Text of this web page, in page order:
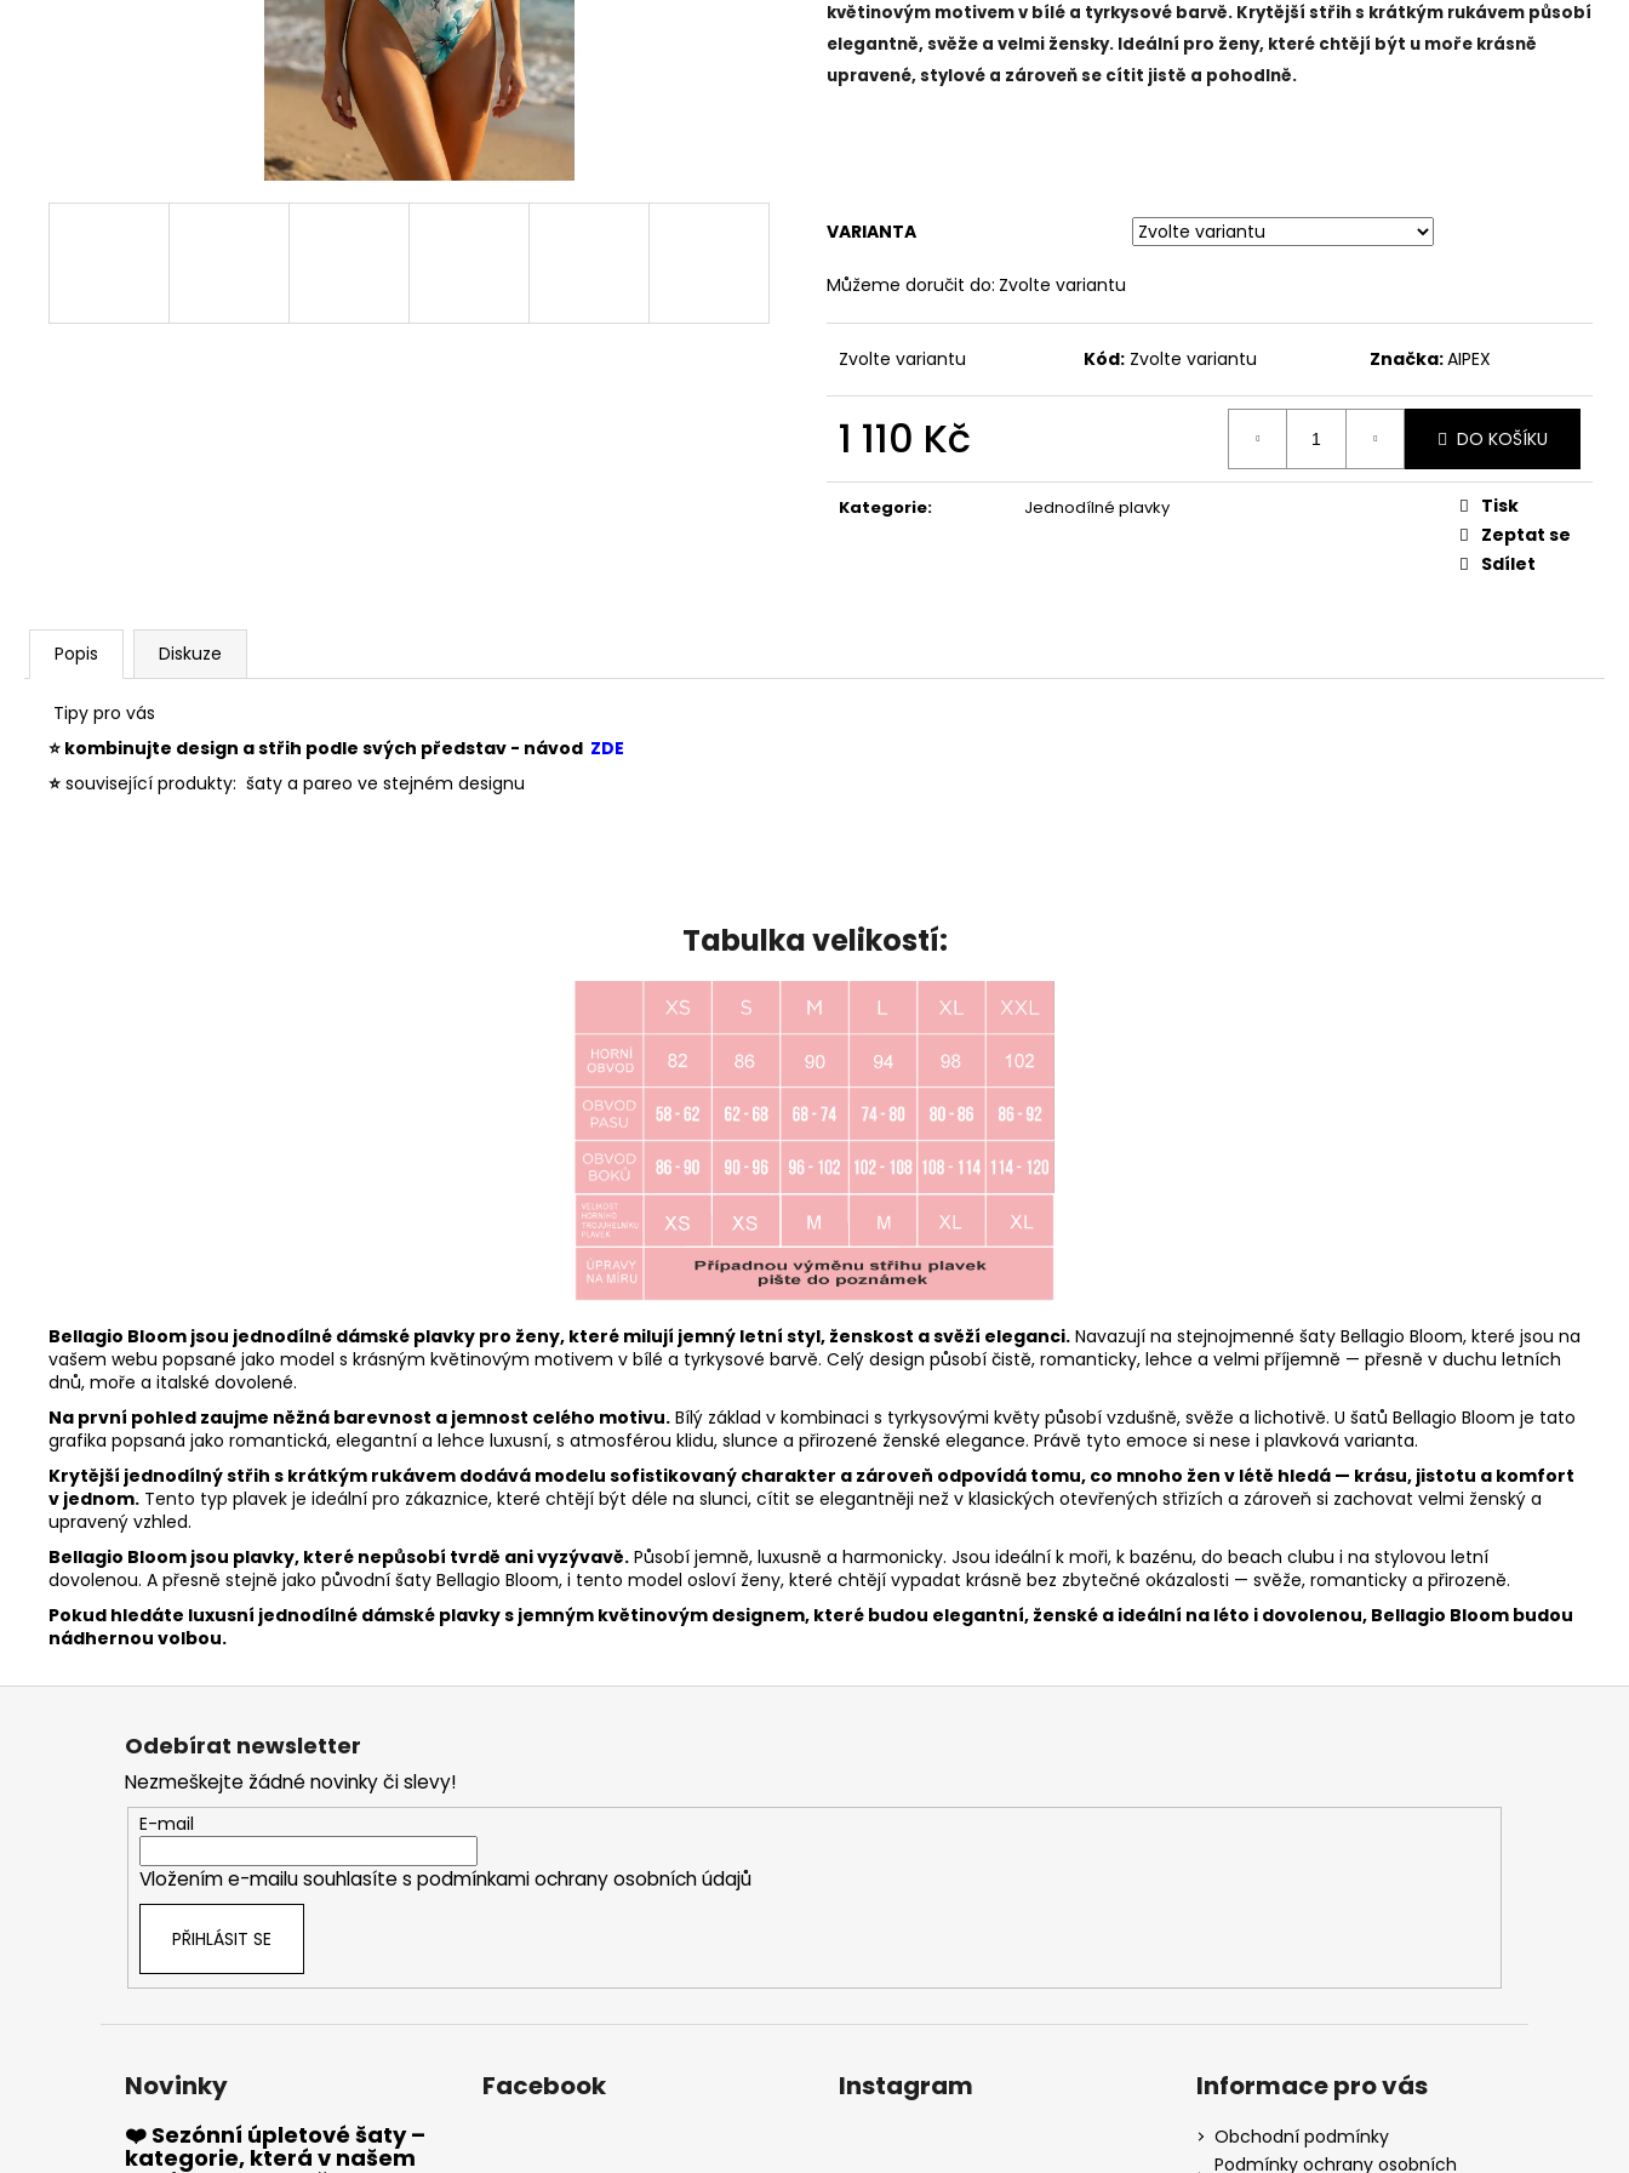
květinovým motivem v bílé a tyrkysové barvě. Krytější střih s krátkým rukávem působí
elegantně, svěže a velmi žensky. Ideální pro ženy, které chtějí být u moře krásně
upravené, stylové a zároveň se cítit jistě a pohodlně.
VARIANTA
Můžeme doručit do: Zvolte variantu
Zvolte variantu Kód: Zvolte variantu Značka:AIPEX
1 110 Kč DO KOŠÍKU
Kategorie: Jednodílné plavky
Tisk
Zeptat se
Sdílet
Popis Diskuze
Tipy pro vás
⭐ kombinujte design a střih podle svých představ - návod ZDE
⭐ související produkty: šaty a pareo ve stejném designu
Tabulka velikostí:
Bellagio Bloom jsou jednodílné dámské plavky pro ženy, které milují jemný letní styl, ženskost a svěží eleganci. Navazují na stejnojmenné šaty Bellagio Bloom, které jsou na
vašem webu popsané jako model s krásným květinovým motivem v bílé a tyrkysové barvě. Celý design působí čistě, romanticky, lehce a velmi příjemně — přesně v duchu letních
dnů, moře a italské dovolené.
Na první pohled zaujme něžná barevnost a jemnost celého motivu. Bílý základ v kombinaci s tyrkysovými květy působí vzdušně, svěže a lichotivě. U šatů Bellagio Bloom je tato
grafika popsaná jako romantická, elegantní a lehce luxusní, s atmosférou klidu, slunce a přirozené ženské elegance. Právě tyto emoce si nese i plavková varianta.
Krytější jednodílný střih s krátkým rukávem dodává modelu sofistikovaný charakter a zároveň odpovídá tomu, co mnoho žen v létě hledá — krásu, jistotu a komfort
v jednom. Tento typ plavek je ideální pro zákaznice, které chtějí být déle na slunci, cítit se elegantněji než v klasických otevřených střizích a zároveň si zachovat velmi ženský a
upravený vzhled.
Bellagio Bloom jsou plavky, které nepůsobí tvrdě ani vyzývavě. Působí jemně, luxusně a harmonicky. Jsou ideální k moři, k bazénu, do beach clubu i na stylovou letní
dovolenou. A přesně stejně jako původní šaty Bellagio Bloom, i tento model osloví ženy, které chtějí vypadat krásně bez zbytečné okázalosti — svěže, romanticky a přirozeně.
Pokud hledáte luxusní jednodílné dámské plavky s jemným květinovým designem, které budou elegantní, ženské a ideální na léto i dovolenou, Bellagio Bloom budou
nádhernou volbou.
Z
Odebírat newsletter
Nezmeškejte žádné novinky či slevy!
E-mail
Vložením e-mailu souhlasíte s podmínkami ochrany osobních údajů
PŘIHLÁSIT SE
Novinky
❤️ Sezónní úpletové šaty –
kategorie, která v našem
Facebook Instagram Informace pro vás
Obchodní podmínky
Podmínky ochrany osobních